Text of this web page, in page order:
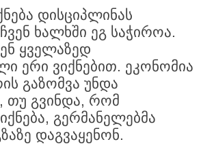
დისციპლინას
ხალხში ეგ საჭიროა.
ყველაზედ
ერი ვიქნებით. ეკონომია
გაზომვა უნდა
თუ გვინდა, რომ
გერმანელებმა
დაგვაყენონ.